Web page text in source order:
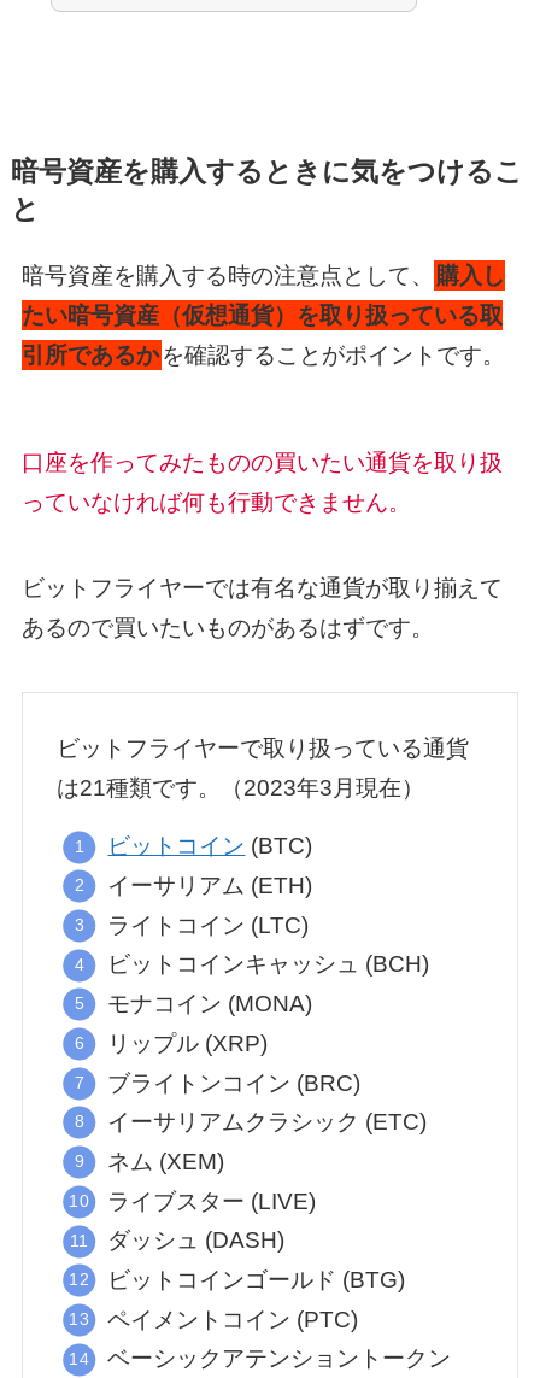
暗号資産を購入するときに気をつけるこ
と
暗号資産を購入する時の注意点として、
購入し
たい暗号資産（仮想通貨）を取り扱っている取
引所であるかを確認することがポイントです。
口座を作ってみたものの買いたい通貨を取り扱
っていなければ何も行動できません。
ビットフライヤーでは有名な通貨が取り揃えて
あるので買いたいものがあるはずです。
ビットフライヤーで取り扱っている通貨
は21種類です。（2023年3月現在）
ビットコイン (BTC)
イーサリアム (ETH)
ライトコイン (LTC)
ビットコインキャッシュ (BCH)
モナコイン (MONA)
リップル (XRP)
ブライトンコイン (BRC)
イーサリアムクラシック (ETC)
ネム (XEM)
ライブスター (LIVE)
ダッシュ (DASH)
ビットコインゴールド (BTG)
ペイメントコイン (PTC)
ベーシックアテンショントークン